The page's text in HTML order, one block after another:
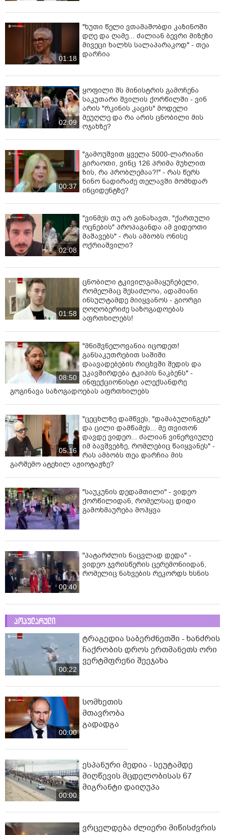
01:18
"ხუთი წელი ვთამაშობდი კაზინოში
დღე და ღამე... ძალიან ბევრი მიზეზი
მივეცი ხალხს სალაპარაკოდ" - თეა
დარჩია
02:09
ყოფილი შს მინისტრის გამოჩენა
საკუთარი შვილის ქორწილში - ვინ
არის "რკინის კაცის" მოდელი
მეუღლე და რა არის ცნობილი მის
ოჯახზე?
00:37
"გამოუშვით ყველა 5000-ლარიანი
გირაოთი, ვინც 126 პრიმა მუხლით
ზის, რა პრობლემაა?!" - რას წერს
ნინო ნადირაძე თელავში მომხდარ
ინციდენტზე?
02:08
"ვინმეს თუ არ გინახავთ, "ქართული
ოცნების" პროპაგანდა ამ ვიდეოთი
მაშავებს" - რას ამბობს ონისე
ოქრიაშვილი?
01:58
ცნობილი ტკივილგამაყუჩებელი,
რომელმაც შესაძლოა, ადამიანი
ინსულტამდე მიიყვანოს - გიორგი
ღოღობერიძე საზოგადოებას
აფრთხილებს!
08:50
"მნიშვნელოვანია იცოდეთ!
განსაკუთრებით საშიში
დაავადებების რიცხვში შედის და
უკავშირდება ტკიპის ნაკბენს" -
ინფექციონისტი ალექსანდრე
გოგინავა საზოგადოებას აფრთხილებს
05:16
"ცეცხლზე დამწვეს, "დამაბულინგეს"
და ცილი დამწამეს... მე თვითონ
დავდე ვიდეო... ძალიან ვინერვიულე
იმ ბავშვებზე, რომლებიც წაიყვანეს" -
რას ამბობს თეა დარჩია მის
გარშემო ატეხილ აჟიოტაჟზე?
"საუკუნის დედამთილი" - ვიდეო
ქორწილიდან, რომელსაც დიდი
გამოხმაურება მოჰყვა
00:40
"პატარძლის ნაცვლად დედა" -
ვიდეო ჯვრისწერის ცერემონიიდან,
რომელიც ნახვების რეკორდს ხსნის
პოპულარული
00:22
ტრაგედია საბერძნეთში - ხანძრის
ჩაქრობის დროს ერთმანეთს ორი
ვერტმფრენი შეეჯახა
00:00
სომხეთის
მთავრობა
გადადგა
00:00
ესპანური მედია - სეუტამდე
მიღწევის მცდელობისას 67
მიგრანტი დაიღუპა
ვრცელდება ძლიერი მიწისძვრის